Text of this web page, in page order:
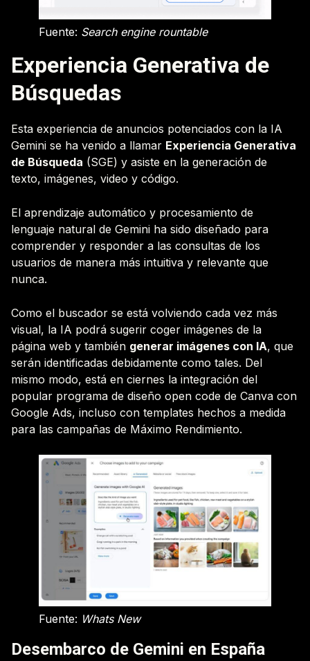
Fuente: Search engine rountable
Experiencia Generativa de
Búsquedas
Esta experiencia de anuncios potenciados con la IA
Gemini se ha venido a llamar Experiencia Generativa
de Búsqueda (SGE) y asiste en la generación de
texto, imágenes, video y código.
El aprendizaje automático y procesamiento de
lenguaje natural de Gemini ha sido diseñado para
comprender y responder a las consultas de los
usuarios de manera más intuitiva y relevante que
nunca.
Como el buscador se está volviendo cada vez más
visual, la IA podrá sugerir coger imágenes de la
página web y también generar imágenes con IA, que
serán identificadas debidamente como tales. Del
mismo modo, está en ciernes la integración del
popular programa de diseño open code de Canva con
Google Ads, incluso con templates hechos a medida
para las campañas de Máximo Rendimiento.
Fuente: Whats New
Desembarco de Gemini en España